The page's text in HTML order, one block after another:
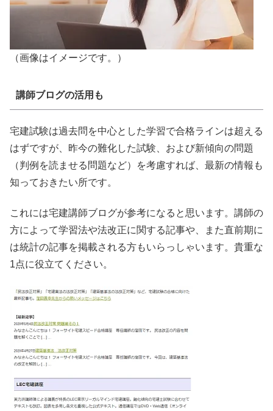
（画像はイメージです。）
講師ブログの活用も
宅建試験は過去問を中心とした学習で合格ラインは超える
はずですが、昨今の難化した試験、および新傾向の問題
（判例を読ませる問題など）を考慮すれば、最新の情報も
知っておきたい所です。
これには宅建講師ブログが参考になると思います。講師の
方によって学習法や法改正に関する記事や、また直前期に
は統計の記事を掲載される方もいらっしゃいます。貴重な
1点に役立てください。